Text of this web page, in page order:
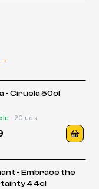
→
- Ciruela 50cl
· 20 uds
- Embrace the
44cl